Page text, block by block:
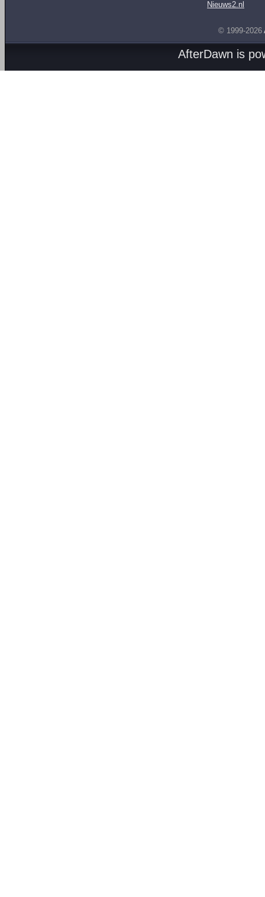
Nieuws2.nl
© 1999-2026
AfterDawn is